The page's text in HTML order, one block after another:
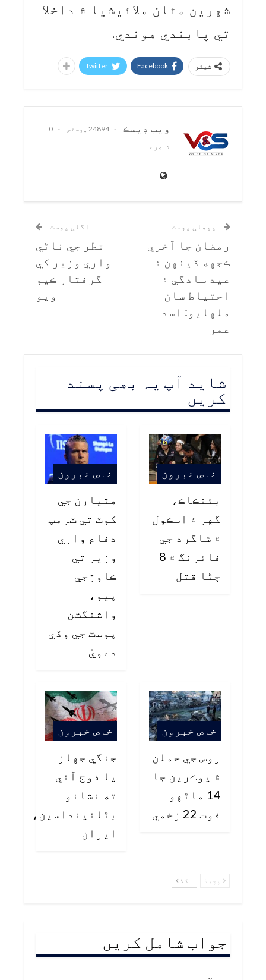
شهرين مٿان ملائيشيا ۾ داخلا
تي پابندي هوندي.
شیئر Facebook
Twitter
ويب ڊيسڪ 24894 پوسٹس
0
تبصرے
پچھلی پوسٹ
رمضان جا آخري
ڪجهه ڏينهن ۽
عيد سادگي ۽
احتياط سان
ملهايو: اسد
عمر
اگلی پوسٹ
قطر جي ناڻي
واري وزير کي
گرفتار ڪيو
ويو
شاید آپ یہ بھی پسند
کریں
خاص خبرون
بئنڪاڪ،
گهر ۽ اسڪول
۾ شاگرد جي
فائرنگ ۾ 8
ڄڻا قتل
خاص خبرون
هٿيارن جي
کوٽ تي ٽرمپ
دفاع واري
وزير تي
ڪاوڙجي
پيو،
واشنگٽن
پوسٽ جي وڏي
دعويٰ
خاص خبرون
روس جي حملن
۾ يوڪرين جا
14 ماڻهو
فوت 22 زخمي
خاص خبرون
جنگي جهاز
يا فوج آئي
ته نشانو
بڻائينداسين،
ايران
پچھلا اگلا
جواب شامل کریں